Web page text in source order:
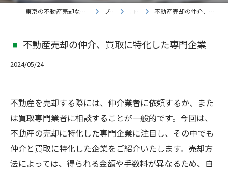
東京の不動産売却なら株式会社集英都市開発 ブログ コラム 不動産売却の仲介、買取に特化した専門企業
不動産売却の仲介、買取に特化した専門企業
2024/05/24
不動産を売却する際には、仲介業者に依頼するか、また
は買取専門業者に相談することが一般的です。今回は、
不動産の売却に特化した専門企業に注目し、その中でも
仲介と買取に特化した企業をご紹介いたします。売却方
法によっては、得られる金額や手数料が異なるため、自